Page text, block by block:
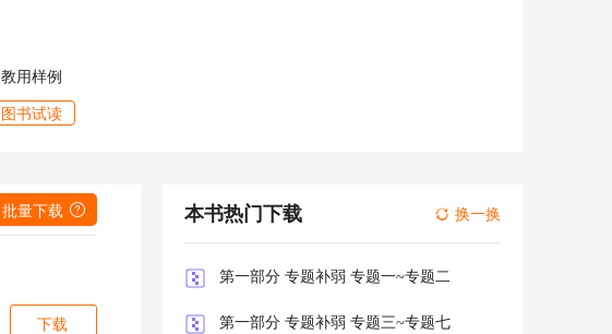
教用样例
图书试读
批量下载
下载
本书热门下载 换一换
第一部分 专题补弱 专题一~专题二
第一部分 专题补弱 专题三~专题七